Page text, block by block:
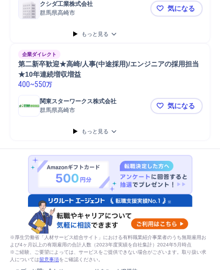
クシダ工業株式会社
群馬県高崎市
高崎【経理
気になる
もっと見る
企業ダイレクト
第二新卒歓迎★高崎/人事(中途採用)/エンジニアの採用担当
★10年連続増収増益
400~550万
関東スターワークス株式会社
群馬県高崎市
第二新卒歓
気になる
もっと見る
※厚生労働省「人材サービス総合サイト」における有料職業紹介事業者のうち無期雇用お
よび4ヶ月以上の有期雇用の合計人数（2023年度実績を自社集計）2024年5月時点
※ご経験、ご要望によっては、サービスをご提供できない場合がございます。取り扱い求
人については留意事項をご確認ください。